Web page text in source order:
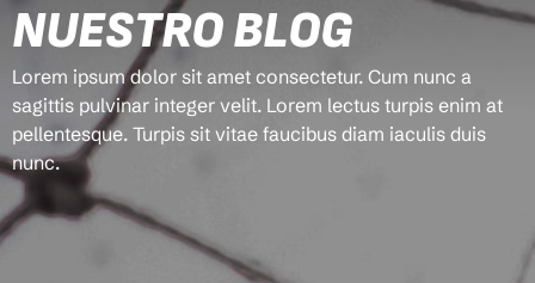
NUESTRO BLOG
Lorem ipsum dolor sit amet consectetur. Cum nunc a
sagittis pulvinar integer velit. Lorem lectus turpis enim at
pellentesque. Turpis sit vitae faucibus diam iaculis duis
nunc.